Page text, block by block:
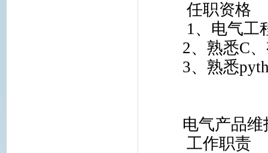
任职资格
1、电气工
2、熟悉C
3、熟悉
电气产品
工作职责